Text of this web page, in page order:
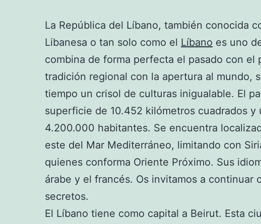
La República del Líbano, también conocida
Libanesa o tan solo como el Líbano es uno
combina de forma perfecta el pasado con el
tradición regional con la apertura al mundo,
tiempo un crisol de culturas inigualable. El
superficie de 10.452 kilómetros cuadrados y
4.200.000 habitantes. Se encuentra
este del Mar Mediterráneo, limitando con
quienes conforma Oriente Próximo. Sus
árabe y el francés. Os invitamos a continuar
secretos.
El Líbano tiene como capital a Beirut. Esta